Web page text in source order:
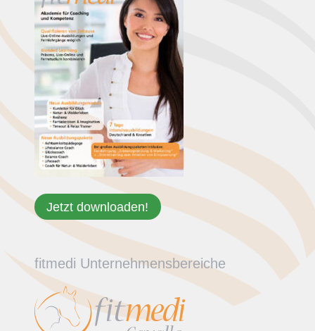
Jetzt downloaden!
fitmedi Unternehmensbereiche